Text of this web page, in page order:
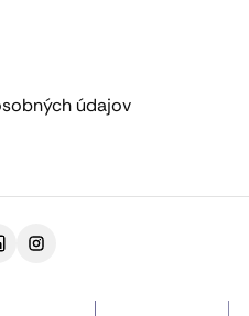
údajov